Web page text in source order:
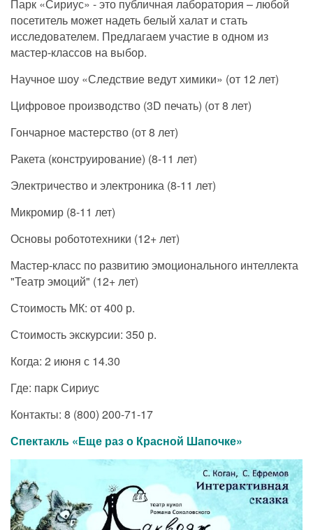
Парк «Сириус» - это публичная лаборатория – любой
посетитель может надеть белый халат и стать
исследователем. Предлагаем участие в одном из
мастер-классов на выбор.
Научное шоу «Следствие ведут химики» (от 12 лет)
Цифровое производство (3D печать) (от 8 лет)
Гончарное мастерство (от 8 лет)
Ракета (конструирование) (8-11 лет)
Электричество и электроника (8-11 лет)
Микромир (8-11 лет)
Основы робототехники (12+ лет)
Мастер-класс по развитию эмоционального интеллекта
"Театр эмоций" (12+ лет)
Стоимость МК: от 400 р.
Стоимость экскурсии: 350 р.
Когда: 2 июня с 14.30
Где: парк Сириус
Контакты: 8 (800) 200-71-17
Спектакль «Еще раз о Красной Шапочке»